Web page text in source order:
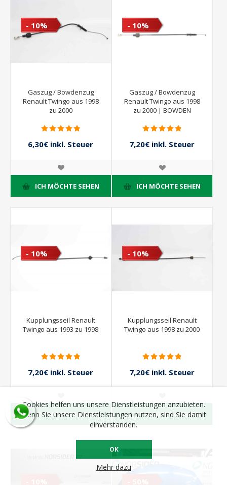
- 10%
Gaszug / Bowdenzug
Renault Twingo aus 1998
zu 2000
6,30€ inkl. Steuer
ICH MÖCHTE SEHEN
- 10%
Gaszug / Bowdenzug
Renault Twingo aus 1998
zu 2000 | BOWDEN
7,20€ inkl. Steuer
ICH MÖCHTE SEHEN
- 10%
Kupplungsseil Renault
Twingo aus 1993 zu 1998
7,20€ inkl. Steuer
ICH MÖCHTE SEHEN
- 10%
Kupplungsseil Renault
Twingo aus 1998 zu 2000
7,20€ inkl. Steuer
ICH MÖCHTE SEHEN
Cookies helfen uns unsere Dienstleistungen anzubieten.
Wenn Sie unsere Dienstleistungen nutzen, sind Sie damit
einverstanden.
OK
Mehr dazu